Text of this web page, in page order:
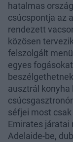
hatalmas
csúcspontja az
rendezett
közösen
felszolgált
egyes
ausztrál konyha
séfjei most
Emirates járatai
Adelaide-be,